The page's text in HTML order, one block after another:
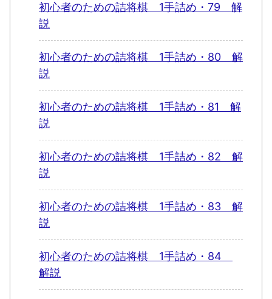
初心者のための詰将棋 1手詰め・79 解
説
初心者のための詰将棋 1手詰め・80 解
説
初心者のための詰将棋 1手詰め・81 解
説
初心者のための詰将棋 1手詰め・82 解
説
初心者のための詰将棋 1手詰め・83 解
説
初心者のための詰将棋 1手詰め・84
解説